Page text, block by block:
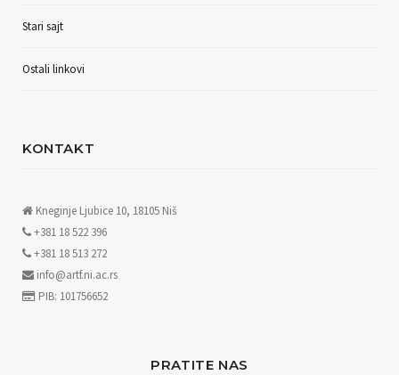
Stari sajt
Ostali linkovi
KONTAKT
Kneginje Ljubice 10, 18105 Niš
+381 18 522 396
+381 18 513 272
info@artf.ni.ac.rs
PIB: 101756652
PRATITE NAS